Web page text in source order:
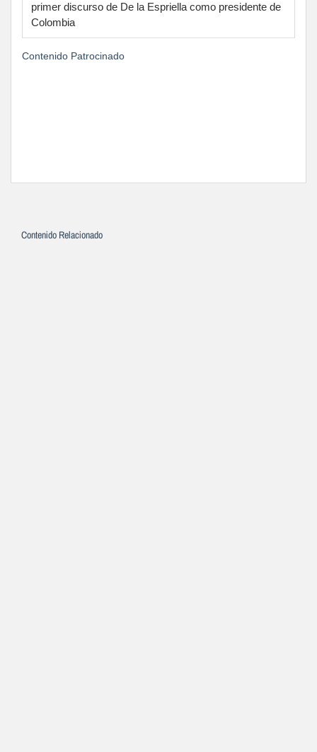
primer discurso de De la Espriella como presidente de
Colombia
Contenido Patrocinado
Contenido Relacionado